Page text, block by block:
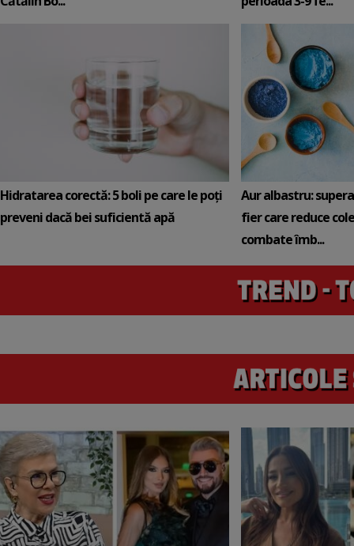
Hidratarea corectă: 5 boli pe care le poți
preveni dacă bei suficientă apă
Aur albastru:
fier care reduce
combate îmb...